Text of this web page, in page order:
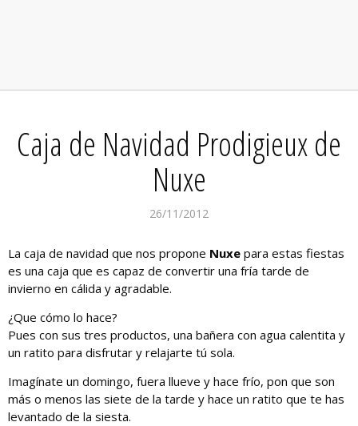
Caja de Navidad Prodigieux de
Nuxe
26/11/2012
La caja de navidad que nos propone Nuxe para estas fiestas
es una caja que es capaz de convertir una fría tarde de
invierno en cálida y agradable.
¿Que cómo lo hace?
Pues con sus tres productos, una bañera con agua calentita y
un ratito para disfrutar y relajarte tú sola.
Imagínate un domingo, fuera llueve y hace frío, pon que son
más o menos las siete de la tarde y hace un ratito que te has
levantado de la siesta.